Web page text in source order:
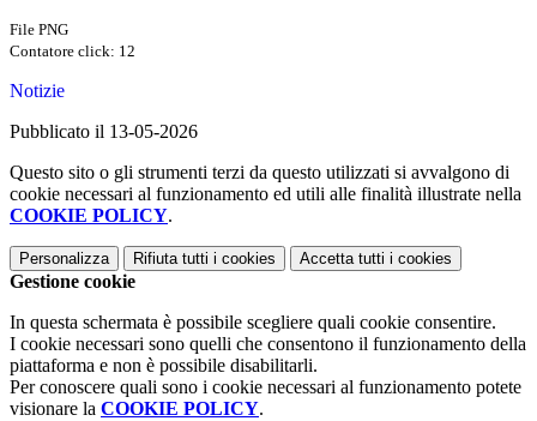
File PNG
Contatore click: 12
Notizie
Pubblicato il 13-05-2026
Questo sito o gli strumenti terzi da questo utilizzati si avvalgono di
cookie necessari al funzionamento ed utili alle finalità illustrate nella
COOKIE POLICY.
Personalizza Rifiuta tutti i cookies Accetta tutti i cookies
Gestione cookie
In questa schermata è possibile scegliere quali cookie consentire.
I cookie necessari sono quelli che consentono il funzionamento della
piattaforma e non è possibile disabilitarli.
Per conoscere quali sono i cookie necessari al funzionamento potete
visionare la COOKIE POLICY.